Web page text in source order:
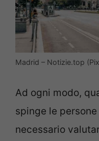
Madrid – Notizie.top
Ad ogni modo,
spinge le
necessario